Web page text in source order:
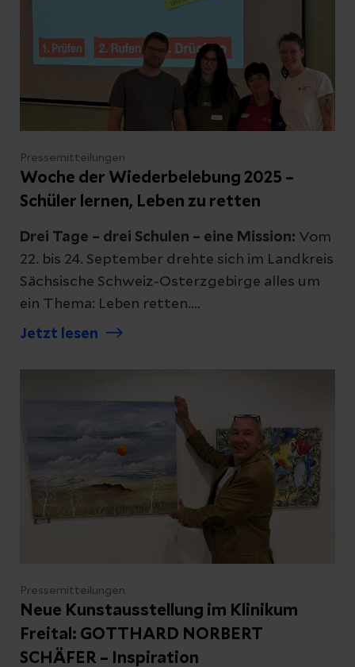
Pressemitteilungen
Woche der Wiederbelebung 2025 –
Schüler lernen, Leben zu retten
Drei Tage – drei Schulen – eine Mission: Vom
22. bis 24. September drehte sich im Landkreis
Sächsische Schweiz-Osterzgebirge alles um
ein Thema: Leben retten.
Im Rahmen der bundesweiten „Woche der
Team aus aus dem Klinikum Freital und dem
DRK Dippoldiswalde gleich drei Schulen, um
Jugendlichen das nötige Rüstzeug für den
Notfall mitzugeben.
Jetzt lesen
Pressemitteilungen
Neue Kunstausstellung im Klinikum
Freital: GOTTHARD NORBERT
SCHÄFER – Inspiration